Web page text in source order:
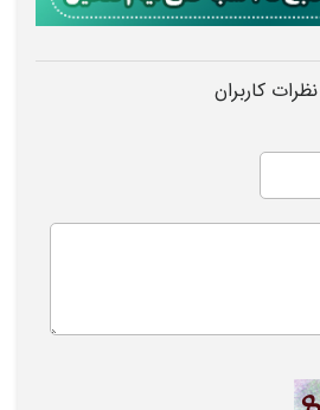
نظرات کاربران